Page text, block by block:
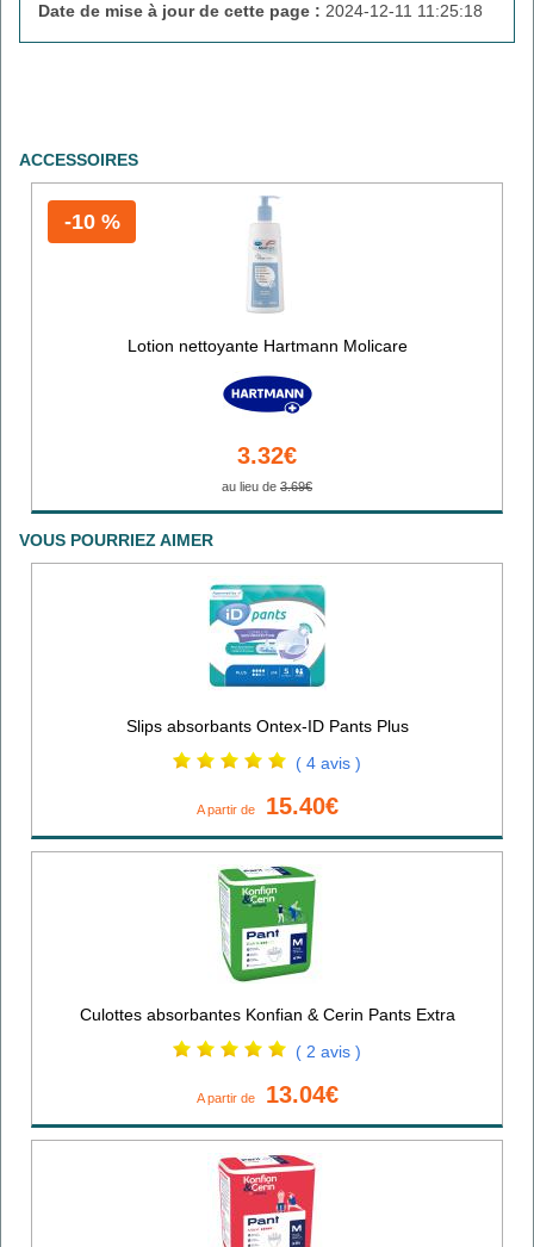
Date de mise à jour de cette page : 2024-12-11 11:25:18
ACCESSOIRES
-10 %
Lotion nettoyante Hartmann Molicare
3.32€
au lieu de 3.69€
VOUS POURRIEZ AIMER
Slips absorbants Ontex-ID Pants Plus
( 4 avis )
A partir de 15.40€
Culottes absorbantes Konfian & Cerin Pants Extra
( 2 avis )
A partir de 13.04€